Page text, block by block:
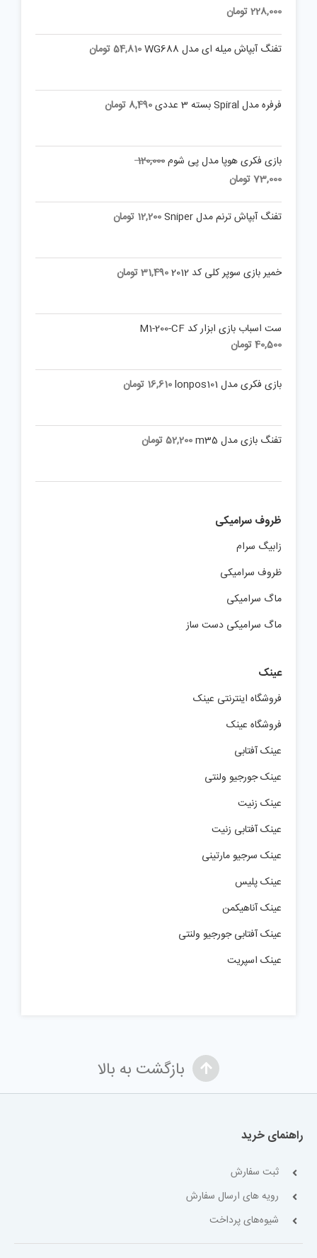
330,000 تومان.
228,000تومان
is:
228,000 تومان.
تفنگ آبپاش میله ای مدل WG688 54,810تومان
فرفره مدل Spiral بسته 3 عددی 8,490 تومان
بازی فکری هوپا مدل پی شوم120,000
Original
120,000 تومان.
73,000تومان
is:
73,000 تومان.
تفنگ آبپاش ترنم مدل Sniper 12,200 تومان
خمیر بازی سوپر کلی کد 2012 31,490تومان
ست اسباب بازی ابزار کد M1-200-CF
40,500تومان
بازی فکری مدل lonpos101 16,610 تومان
تفنگ بازی مدل m35 52,200تومان
ظروف سرامیکی
زابیگ سرام
ظروف سرامیکی
ماگ سرامیکی
ماگ سرامیکی دست ساز
عینک
فروشگاه اینترنتی عینک
فروشگاه عینک
عینک آفتابی
عینک جورجیو ولنتی
عینک زنیت
عینک آفتابی زنیت
عینک سرجیو مارتینی
عینک پلیس
عینک آناهیکمن
عینک آفتابی جورجیو ولنتی
عینک اسپریت
بازگشت به بالا
راهنمای خرید
ثبت سفارش
رویه های ارسال سفارش
شیوه‌های پرداخت